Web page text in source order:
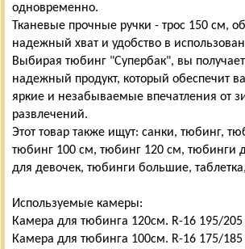
одновременно.
Тканевые прочные ручки - трос 150 см,
надежный хват и удобство в
Выбирая тюбинг "Супербак", вы
надежный продукт, который обеспечит
яркие и незабываемые впечатления от
развлечений.
Этот товар также ищут: санки, тюбинг,
тюбинг 100 см, тюбинг 120 см, тюбинги
для девочек, тюбинги большие,
Используемые камеры:
Камера для тюбинга 120см. R-16 195/205
Камера для тюбинга 100см. R-16 175/185